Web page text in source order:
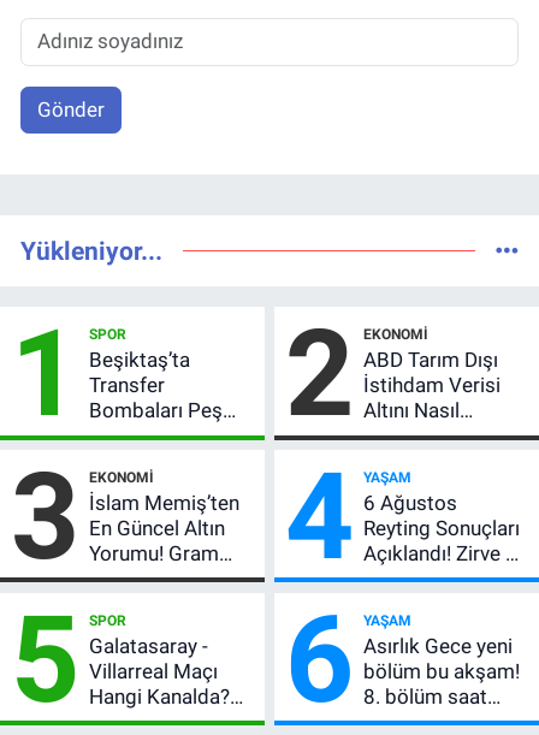
Gönder
Yükleniyor...
1 SPOR
Beşiktaş’ta
Transfer
Bombaları Peş
Peşe! Adalı
Açıkladı, 5 Yıldız
Daha Listede
2 EKONOMI
ABD Tarım Dışı
İstihdam Verisi
Altını Nasıl
Etkiler? Çok Basit
3 EKONOMI
İslam Memiş’ten
En Güncel Altın
Yorumu! Gram
Altın İçin 6.350 TL
Beklentisi
Değişmedi
4 YAŞAM
6 Ağustos
Reyting Sonuçları
Açıklandı! Zirve El
Değiştirdi:
MasterChef'i
Geride Bıraktı
5 SPOR
Galatasaray -
Villarreal Maçı
Hangi Kanalda?
Hazırlık Maçı Ne
6 YAŞAM
Asırlık Gece yeni
bölüm bu akşam!
8. bölüm saat
kaçta, TRT 1 canlı